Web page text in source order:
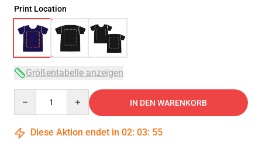
Print Location
Größentabelle anzeigen
IN DEN WARENKORB
Diese Aktion endet in 02: 03: 54